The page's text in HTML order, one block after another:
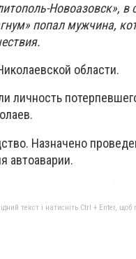
Новоазовск»,
попал мужчина,
области.
личность
Назначено
автоаварии.
текст і натисніть Ctrl + Enter, щоб